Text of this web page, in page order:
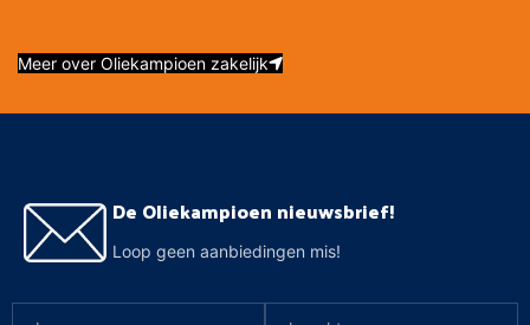
Meer over Oliekampioen zakelijk
De Oliekampioen nieuwsbrief!
Loop geen aanbiedingen mis!